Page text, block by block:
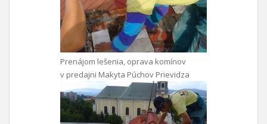
Prenájom lešenia, oprava komínov
v predajni Makyta Púchov Prievidza